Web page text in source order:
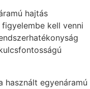
hajtás
kell venni
használt egyenáramú